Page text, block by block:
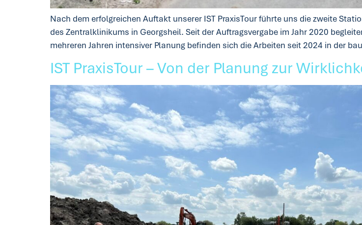
Nach dem erfolgreichen Auftakt unserer IST PraxisTour führte uns die zweite
des Zentralklinikums in Georgsheil. Seit der Auftragsvergabe im Jahr 2020
mehreren Jahren intensiver Planung befinden sich die Arbeiten seit 2024 in der
IST PraxisTour – Von der Planung zur